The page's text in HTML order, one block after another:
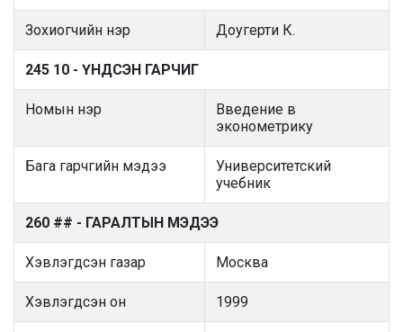
Зохиогчийн нэр Доугерти К.
245 10 - ҮНДСЭН ГАРЧИГ
Номын нэр
Введение в
эконометрику
Бага гарчгийн мэдээ
Университетский
учебник
260 ## - ГАРАЛТЫН МЭДЭЭ
Хэвлэгдсэн газар Москва
Хэвлэгдсэн он 1999